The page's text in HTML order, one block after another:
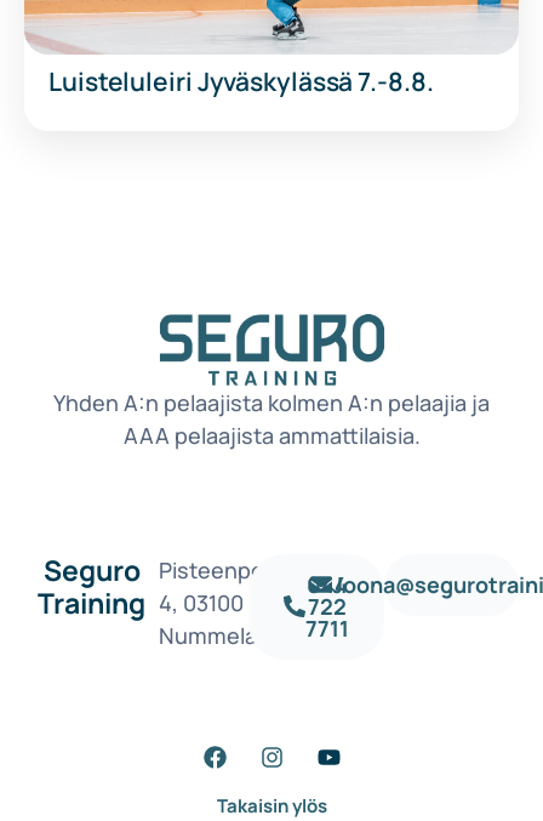
Luisteluleiri Jyväskylässä 7.-8.8.
Yhden A:n pelaajista kolmen A:n pelaajia ja
AAA pelaajista ammattilaisia.
Seguro
Training
Pisteenpolku
4, 03100
Nummela
044
722
7711
Takaisin ylös